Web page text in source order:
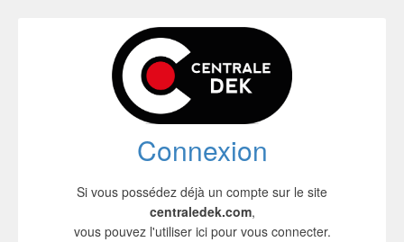
Connexion
Si vous possédez déjà un compte sur le site
centraledek.com,
vous pouvez l'utiliser ici pour vous connecter.